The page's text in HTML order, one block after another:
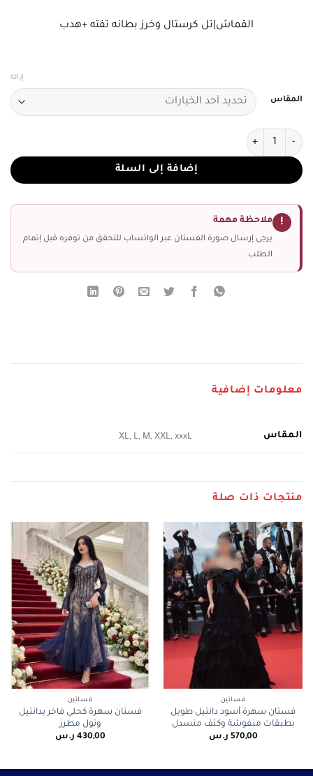
القماش|تل كرستال وخرز بطانه تفته +هدب
المقاس
إزالة
كمية فستان سهرة جدة وردي مطرز بالخرز والترتر
إضافة إلى السلة
! ملاحظة مهمة
يرجى إرسال صورة الفستان عبر الواتساب للتحقق من توفره قبل إتمام
الطلب.
معلومات إضافية
المقاس XL, L, M, XXL, xxxL
منتجات ذات صلة
فساتين
فستان سهرة أسود دانتيل طويل
بطبقات منفوشة وكتف منسدل
570,00 ر.س
فساتين
فستان سهرة كحلي فاخر بدانتيل
وتول مطرز
430,00 ر.س